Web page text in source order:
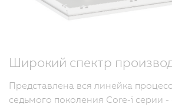
Широкий спектр
Представлена вся линейка
седьмого поколения Core-i серии -